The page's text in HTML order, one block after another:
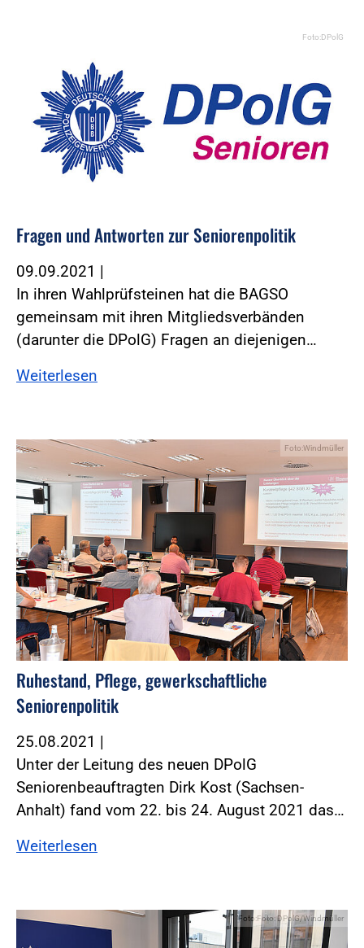
Foto:DPolG
Fragen und Antworten zur Seniorenpolitik
09.09.2021 |
In ihren Wahlprüfsteinen hat die BAGSO
gemeinsam mit ihren Mitgliedsverbänden
(darunter die DPolG) Fragen an diejenigen…
Weiterlesen
Foto:Windmüller
Ruhestand, Pflege, gewerkschaftliche
Seniorenpolitik
25.08.2021 |
Unter der Leitung des neuen DPolG
Seniorenbeauftragten Dirk Kost (Sachsen-
Anhalt) fand vom 22. bis 24. August 2021 das…
Weiterlesen
Foto:Foto: DPolG/Windmüller